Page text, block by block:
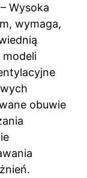
– Wysoka
wymaga,
modeli
obuwie